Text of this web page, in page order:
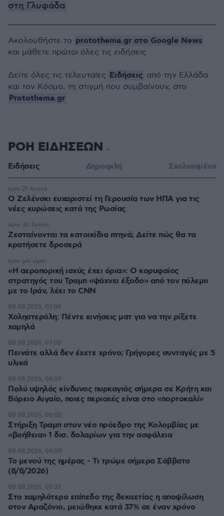
στη Γλυφάδα
Ακολουθήστε το protothema.gr στο Google News
και μάθετε πρώτοι όλες τις ειδήσεις
Δείτε όλες τις τελευταίες Ειδήσεις από την Ελλάδα
και τον Κόσμο, τη στιγμή που συμβαίνουν, στο
Protothema.gr
ΡΟΗ ΕΙΔΗΣΕΩΝ
Ειδήσεις Δημοφιλή Σχολιασμένα
Ο Ζελένσκι ευχαριστεί τη Γερουσία των ΗΠΑ για τις
νέες κυρώσεις κατά της Ρωσίας
πριν 21 λεπτά
Ζεσταίνονται τα κατοικίδια πτηνά; Δείτε πώς θα τα
κρατήσετε δροσερά
πριν 30 λεπτά
«Η αεροπορική ισχύς έχει όρια»: Ο κορυφαίος
στρατηγός του Τραμπ «ψάχνει έξοδο» από τον πόλεμο
με το Ιράν, λέει το CNN
πριν μία ώρα
Χοληστερόλη: Πέντε κινήσεις ματ για να την ρίξετε
χαμηλά
08.08.2026, 07:00
Πεινάτε αλλά δεν έχετε χρόνο; Γρήγορες συνταγές με 5
υλικά
08.08.2026, 07:00
Πολύ υψηλός κίνδυνος πυρκαγιάς σήμερα σε Κρήτη και
Βόρειο Αιγαίο, ποιες περιοχές είναι στο «πορτοκαλί»
08.08.2026, 06:39
Στήριξη Τραμπ στον νέο πρόεδρο της Κολομβίας με
«βοήθεια» 1 δισ. δολαρίων για την ασφάλεια
08.08.2026, 06:02
Το μενού της ημέρας - Τι τρώμε σήμερα Σάββατο
(8/8/2026)
08.08.2026, 06:00
Στο χαμηλότερο επίπεδο της δεκαετίας η αποψίλωση
στον Αμαζόνιο, μειώθηκε κατά 37% σε έναν χρόνο
08.08.2026, 05:33